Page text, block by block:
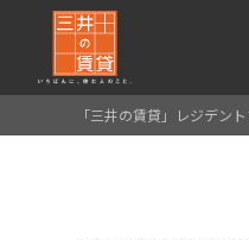
「三井の賃貸」レジデン